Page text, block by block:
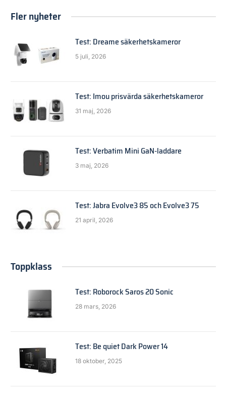
Fler nyheter
Test: Dreame säkerhetskameror
5 juli, 2026
Test: Imou prisvärda säkerhetskameror
31 maj, 2026
Test: Verbatim Mini GaN-laddare
3 maj, 2026
Test: Jabra Evolve3 85 och Evolve3 75
21 april, 2026
Toppklass
Test: Roborock Saros 20 Sonic
28 mars, 2026
Test: Be quiet Dark Power 14
18 oktober, 2025